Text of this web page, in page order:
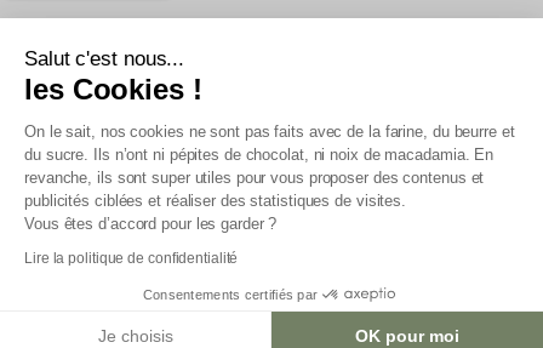
Salut c'est nous...
les Cookies !
On le sait, nos cookies ne sont pas faits avec de la farine, du beurre et
du sucre. Ils n’ont ni pépites de chocolat, ni noix de macadamia. En
revanche, ils sont super utiles pour vous proposer des contenus et
publicités ciblées et réaliser des statistiques de visites.
Vous êtes d’accord pour les garder ?
Lire la politique de confidentialité
Consentements certifiés par
Je choisis OK pour moi
Conditions générales de vente
Conditions générales du programme de fidélité
Charte de données personnelles
Conditions générales de vente Pro
Déclaration d’accessibilité